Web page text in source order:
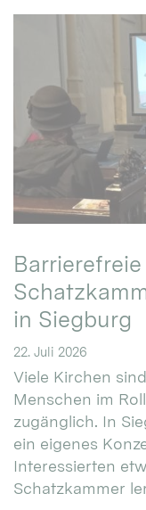
in Siegburg
22. Juli 2026
Viele Kirchen
Menschen im
zugänglich. In
ein eigenes
Interessierten
Schatzkammer